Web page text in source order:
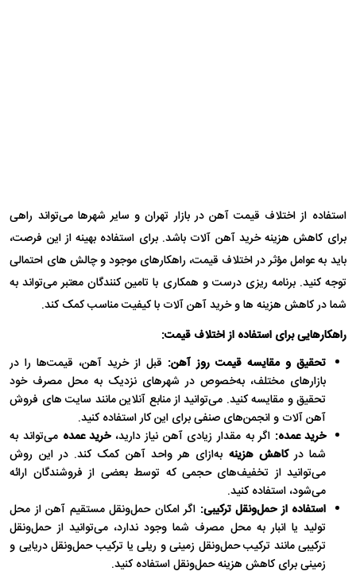
استفاده از اختلاف قیمت آهن در بازار تهران و سایر شهرها می‌تواند راهی
برای کاهش هزینه خرید آهن آلات باشد. برای استفاده بهینه از این فرصت،
باید به عوامل مؤثر در اختلاف قیمت، راهکارهای موجود و چالش های احتمالی
توجه کنید. برنامه ریزی درست و همکاری با تامین کنندگان معتبر می‌تواند به
شما در کاهش هزینه ها و خرید آهن آلات با کیفیت مناسب کمک کند.
راهکارهایی برای استفاده از اختلاف قیمت:
تحقیق و مقایسه قیمت روز آهن: قبل از خرید آهن، قیمت‌ها را در
بازارهای مختلف، به‌خصوص در شهرهای نزدیک به محل مصرف خود
تحقیق و مقایسه کنید. می‌توانید از منابع آنلاین مانند سایت های فروش
آهن آلات و انجمن‌های صنفی برای این کار استفاده کنید.
خرید عمده: اگر به مقدار زیادی آهن نیاز دارید،خرید عمده می‌تواند به
شما درکاهش هزینه به‌ازای هر واحد آهن کمک کند. در این روش
می‌توانید از تخفیف‌های حجمی که توسط بعضی از فروشندگان ارائه
می‌شود، استفاده کنید.
استفاده از حمل‌ونقل ترکیبی: اگر امکان حمل‌ونقل مستقیم آهن از محل
تولید یا انبار به محل مصرف شما وجود ندارد، می‌توانید از حمل‌ونقل
ترکیبی مانند ترکیب حمل‌ونقل زمینی و ریلی یا ترکیب حمل‌ونقل دریایی و
زمینی برای کاهش هزینه حمل‌ونقل استفاده کنید.